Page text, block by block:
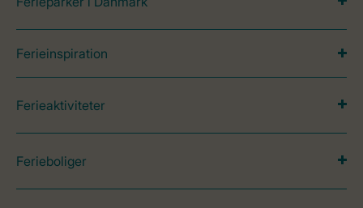
Ferieinspiration
Ferieaktiviteter
Ferieboliger